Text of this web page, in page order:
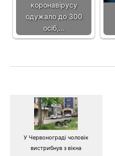
коронавірусу
одужало до 300
осіб,…
У Червонограді чоловік
вистрибнув з вікна